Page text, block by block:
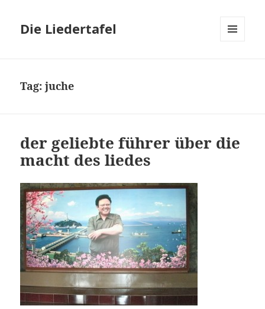
Die Liedertafel
Tag: juche
der geliebte führer über die
macht des liedes